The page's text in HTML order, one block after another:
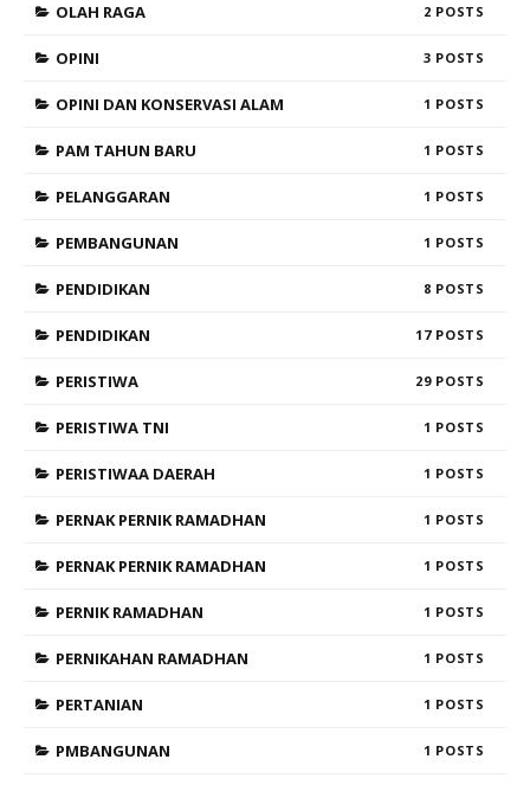
OLAH RAGA 2
OPINI 3
OPINI DAN KONSERVASI ALAM 1
PAM TAHUN BARU 1
PELANGGARAN 1
PEMBANGUNAN 1
PENDIDIKAN 8
PENDIDIKAN 17
PERISTIWA 29
PERISTIWA TNI 1
PERISTIWAA DAERAH 1
PERNAK PERNIK RAMADHAN 1
PERNAK PERNIK RAMADHAN 1
PERNIK RAMADHAN 1
PERNIKAHAN RAMADHAN 1
PERTANIAN 1
PMBANGUNAN 1